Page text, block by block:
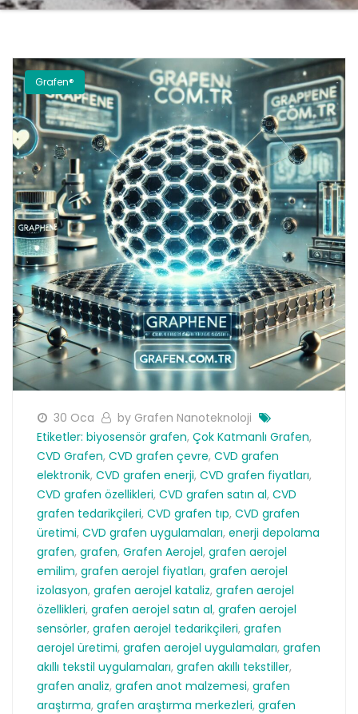
Grafen®
30 Oca
by Grafen Nanoteknoloji
Etiketler: biyosensör grafen, Çok Katmanlı Grafen,
CVD Grafen, CVD grafen çevre, CVD grafen
elektronik, CVD grafen enerji, CVD grafen fiyatları,
CVD grafen özellikleri, CVD grafen satın al, CVD
grafen tedarikçileri, CVD grafen tıp, CVD grafen
üretimi, CVD grafen uygulamaları, enerji depolama
grafen, grafen, Grafen Aerojel, grafen aerojel
emilim, grafen aerojel fiyatları, grafen aerojel
izolasyon, grafen aerojel kataliz, grafen aerojel
özellikleri, grafen aerojel satın al, grafen aerojel
sensörler, grafen aerojel tedarikçileri, grafen
aerojel üretimi, grafen aerojel uygulamaları, grafen
akıllı tekstil uygulamaları, grafen akıllı tekstiller,
grafen analiz, grafen anot malzemesi, grafen
araştırma, grafen araştırma merkezleri, grafen